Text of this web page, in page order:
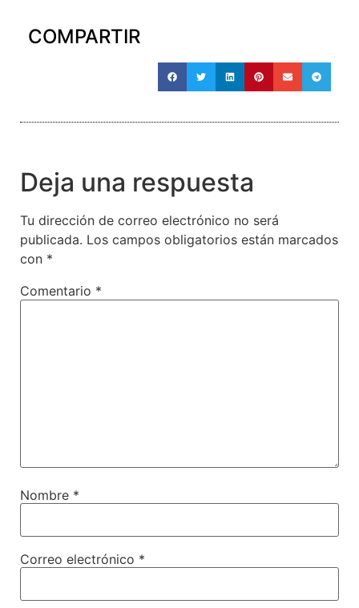
COMPARTIR
Deja una respuesta
Tu dirección de correo electrónico no será
publicada. Los campos obligatorios están marcados
con *
Comentario *
Nombre *
Correo electrónico *